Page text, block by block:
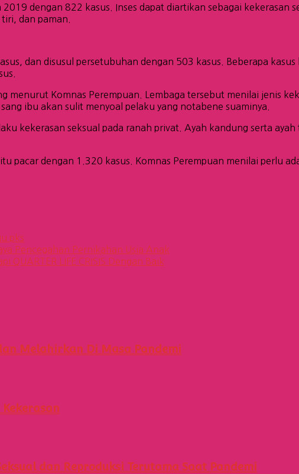
dengan 822 kasus. Inses dapat diartikan sebagai kekerasan
dan paman.
dan disusul persetubuhan dengan 503 kasus. Beberapa kasus
menurut Komnas Perempuan. Lembaga tersebut menilai jenis
ibu akan sulit menyoal pelaku yang notabene suaminya.
kekerasan seksual pada ranah privat. Ayah kandung serta
pacar dengan 1.320 kasus. Komnas Perempuan menilai perlu
pks
Pencegahan Pernikahan Usia Anak
QUARTER LIFE CRISIS Dengan Baik
Melahirkan Di Masa Pandemi
dan Reproduksi Terutama Saat Pandemi